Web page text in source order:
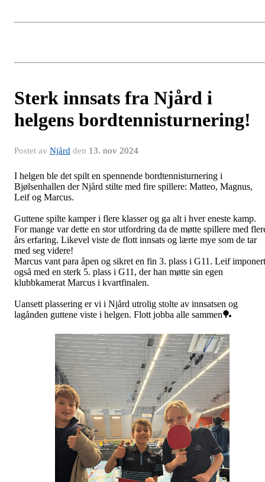
Sterk innsats fra Njård i
helgens bordtennisturnering!
Postet av Njård den 13. nov 2024
I helgen ble det spilt en spennende bordtennisturnering i
Bjølsenhallen der Njård stilte med fire spillere: Matteo, Magnus,
Leif og Marcus.
Guttene spilte kamper i flere klasser og ga alt i hver eneste kamp.
For mange var dette en stor utfordring da de møtte spillere med
års erfaring. Likevel viste de flott innsats og lærte mye som de tar
med seg videre!
Marcus vant para åpen og sikret en fin 3. plass i G11. Leif
også med en sterk 5. plass i G11, der han møtte sin egen
klubbkamerat Marcus i kvartfinalen.
Uansett plassering er vi i Njård utrolig stolte av innsatsen og
lagånden guttene viste i helgen. Flott jobba alle sammen🏓